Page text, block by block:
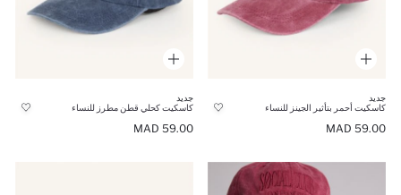
جديد
كاسكيت أحمر بتأثير الجينز للنساء
59.00 MAD
جديد
كاسكيت كحلي قطن مطرز للنساء
59.00 MAD